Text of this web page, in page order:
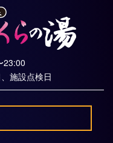
23:00
施設点検日